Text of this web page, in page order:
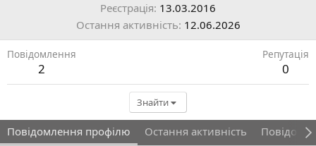
Реєстрація 13.03.2016
Остання активність 12.06.2026
Повідомлення
2
Репутація
0
Знайти
Повідомлення профілю Остання активність